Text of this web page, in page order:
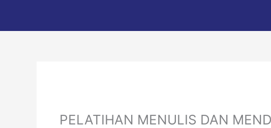
konten
PELATIHAN MENULIS DAN